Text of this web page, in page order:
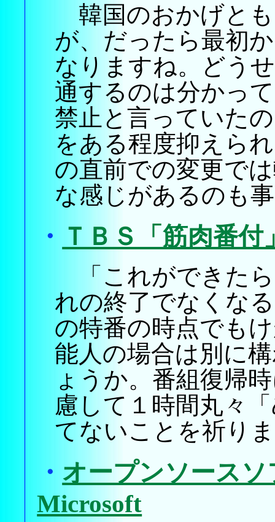
韓国のおかげと
が、だったら最初
なりますね。どう
通するのは分かっ
禁止と言っていた
をある程度抑えら
の直前での変更で
な感じがあるのも
・ ＴＢＳ「筋肉番
「これができた
れの終了でなくな
の特番の時点でも
能人の場合は別に
ょうか。番組復帰
慮して１時間丸々
てないことを祈り
・ オープンソース
Microsoft